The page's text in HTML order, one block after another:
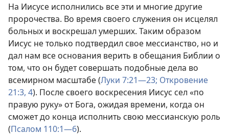
На Иисусе исполнились все эти и многие другие
пророчества. Во время своего служения он исцелял
больных и воскрешал умерших. Таким образом
Иисус не только подтвердил свое мессианство, но и
дал нам все основания верить в обещания Библии о
том, что он будет совершать подобные дела во
всемирном масштабе (Луки 7:21—23; Откровение
21:3, 4). После своего воскресения Иисус сел «по
правую руку» от Бога, ожидая времени, когда он
сможет до конца исполнить свою мессианскую роль
(Псалом 110:1—6).